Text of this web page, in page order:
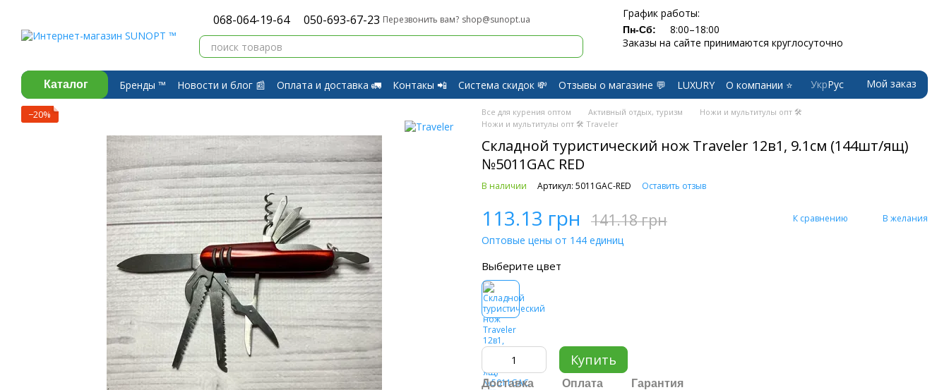
068-064-19-64 050-693-67-23 Перезвонить вам? shop@sunopt.ua График работы:
Пн-Сб:
8:00–18:00
Заказы на сайте принимаются круглосуточно
Каталог Бренды ™️ Новости и блог 📰 Оплата и доставка 🚛 Контакы 📲 Система скидок 💸 Отзывы о магазине 💬 LUXURY
О компании ⭐
Договор публичной оферты
Обмен и Возврат
УкрРус Мой заказ
−20% Все для курения оптом Активный отдых, туризм
Ножи и мультитулы опт 🛠
Ножи и мультитулы опт 🛠 Traveler
Складной туристический нож Traveler 12в1, 9.1см (144шт/ящ)
№5011GAC RED
В наличии Артикул: 5011GAC-RED Оставить отзыв
113.13 грн 141.18 грн К сравнению В желания
Оптовые цены от 144 единиц
Выберите цвет
Купить
Доставка Оплата Гарантия